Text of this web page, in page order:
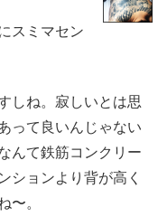
スミマセン
しね。寂しいとは思
って良いんじゃない
んて鉄筋コンクリー
ションより背が高く
〜。